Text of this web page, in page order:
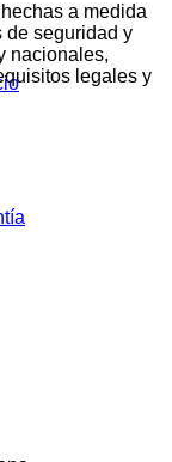
a medida
de seguridad y
nacionales,
legales y